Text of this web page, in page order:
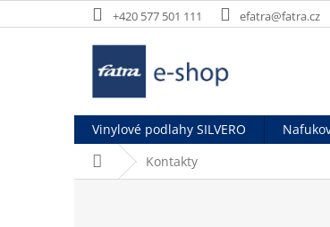
na
+420 577 501 111 efatra@fatra.cz
Vinylové podlahy SILVERO
Domů Kontakty